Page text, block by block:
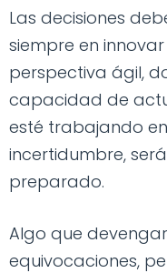
Las decisiones
siempre en
perspectiva ágil,
capacidad de
esté trabajando
incertidumbre,
preparado.
Algo que
equivocaciones,